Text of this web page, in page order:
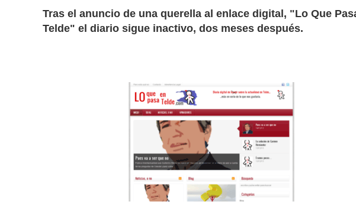
Tras el anuncio de una querella al enlace digital, "Lo Que
Telde" el diario sigue inactivo, dos meses después.